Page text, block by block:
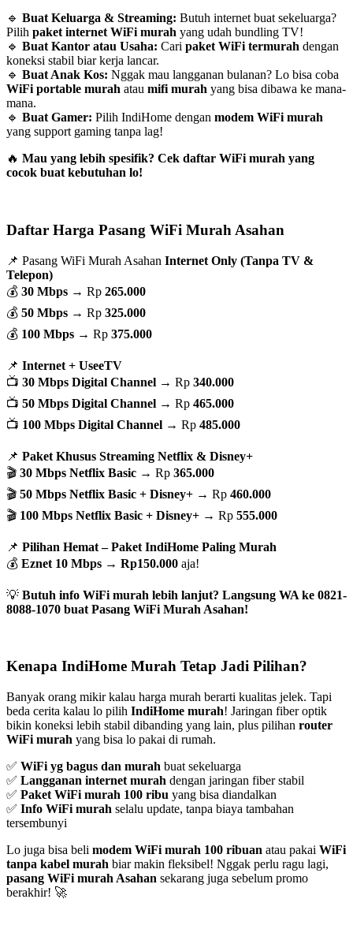
🔹 Buat Keluarga & Streaming: Butuh internet buat sekeluarga?
Pilih paket internet WiFi murah yang udah bundling TV!
🔹 Buat Kantor atau Usaha: Cari paket WiFi termurah dengan
koneksi stabil biar kerja lancar.
🔹 Buat Anak Kos: Nggak mau langganan bulanan? Lo bisa coba
WiFi portable murah atau mifi murah yang bisa dibawa ke mana-
mana.
🔹 Buat Gamer: Pilih IndiHome dengan modem WiFi murah
yang support gaming tanpa lag!
🔥 Mau yang lebih spesifik? Cek daftar WiFi murah yang
cocok buat kebutuhan lo!
Daftar Harga Pasang WiFi Murah Asahan
📌 Pasang WiFi Murah Asahan Internet Only (Tanpa TV &
Telepon)
💰 30 Mbps → Rp 265.000
💰 50 Mbps → Rp 325.000
💰 100 Mbps → Rp 375.000
📌 Internet + UseeTV
📺 30 Mbps Digital Channel → Rp 340.000
📺 50 Mbps Digital Channel → Rp 465.000
📺 100 Mbps Digital Channel → Rp 485.000
📌 Paket Khusus Streaming Netflix & Disney+
🎬 30 Mbps Netflix Basic → Rp 365.000
🎬 50 Mbps Netflix Basic + Disney+ → Rp 460.000
🎬 100 Mbps Netflix Basic + Disney+ → Rp 555.000
📌 Pilihan Hemat – Paket IndiHome Paling Murah
💰 Eznet 10 Mbps → Rp150.000 aja!
💡 Butuh info WiFi murah lebih lanjut? Langsung WA ke 0821-
8088-1070 buat Pasang WiFi Murah Asahan!
Kenapa IndiHome Murah Tetap Jadi Pilihan?
Banyak orang mikir kalau harga murah berarti kualitas jelek. Tapi
beda cerita kalau lo pilih IndiHome murah! Jaringan fiber optik
bikin koneksi lebih stabil dibanding yang lain, plus pilihan router
WiFi murah yang bisa lo pakai di rumah.
✅ WiFi yg bagus dan murah buat sekeluarga
✅ Langganan internet murah dengan jaringan fiber stabil
✅ Paket WiFi murah 100 ribu yang bisa diandalkan
✅ Info WiFi murah selalu update, tanpa biaya tambahan
tersembunyi
Lo juga bisa beli modem WiFi murah 100 ribuan atau pakai WiFi
tanpa kabel murah biar makin fleksibel! Nggak perlu ragu lagi,
pasang WiFi murah Asahan sekarang juga sebelum promo
berakhir! 🚀